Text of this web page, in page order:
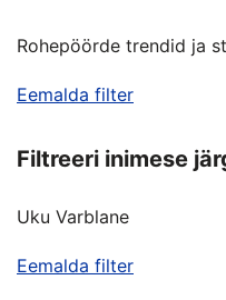
Rohepöörde trendid ja
Eemalda filter
Filtreeri inimese
Uku Varblane
Eemalda filter